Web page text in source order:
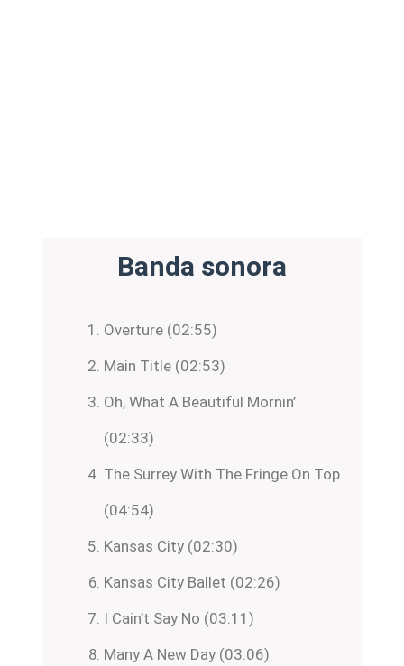
Banda sonora
Overture (02:55)
Main Title (02:53)
Oh, What A Beautiful Mornin’
(02:33)
The Surrey With The Fringe On Top
(04:54)
Kansas City (02:30)
Kansas City Ballet (02:26)
I Cain’t Say No (03:11)
Many A New Day (03:06)